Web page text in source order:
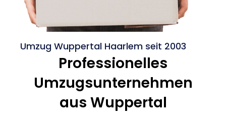
Umzug Wuppertal Haarlem seit 2003
Professionelles
Umzugsunternehmen
aus Wuppertal